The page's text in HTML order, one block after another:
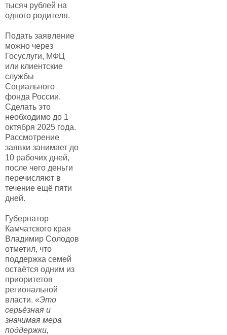
тысяч рублей на
одного родителя.
Подать заявление
можно через
Госуслуги, МФЦ
или клиентские
службы
Социального
фонда России.
Сделать это
необходимо до 1
октября 2025 года.
Рассмотрение
заявки занимает до
10 рабочих дней,
после чего деньги
перечисляют в
течение ещё пяти
дней.
Губернатор
Камчатского края
Владимир Солодов
отметил, что
поддержка семей
остаётся одним из
приоритетов
региональной
власти. «Это
серьёзная и
значимая мера
поддержки,